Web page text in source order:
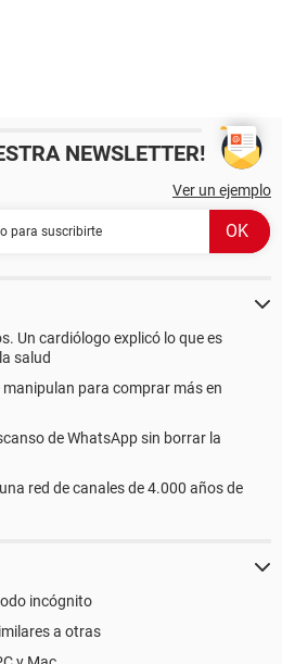
NEWSLETTER!
Ver un ejemplo
Un cardiólogo explicó lo que es
salud
manipulan para comprar más en
de WhatsApp sin borrar la
red de canales de 4.000 años de
incógnito
a otras